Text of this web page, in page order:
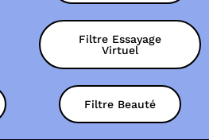
Filtre Essayage
Virtuel
Filtre Beauté